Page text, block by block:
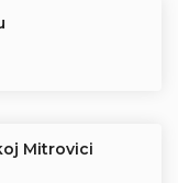
Mitrovici